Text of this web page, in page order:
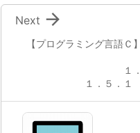
【プログラミング言語
１
１．５．

Next